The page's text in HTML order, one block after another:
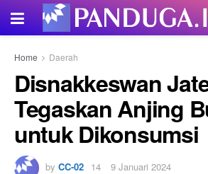
Home Daerah
Disnakkeswan
Tegaskan Anjing
untuk Dikonsumsi
by CC-02 9 Januari 2024